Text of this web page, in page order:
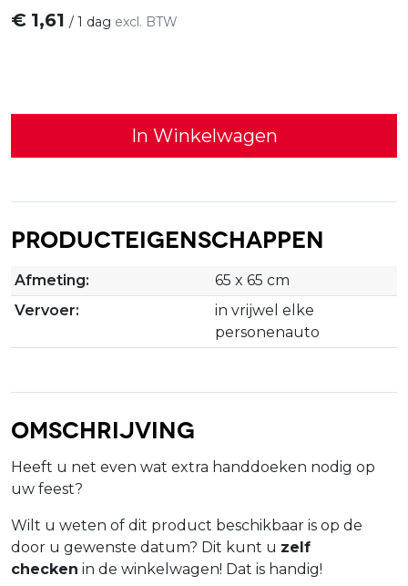
€ 1,61 / 1 dag excl. BTW
In Winkelwagen
Producteigenschappen
Afmeting:
65 x 65 cm
Vervoer:
in vrijwel elke
personenauto
Omschrijving
Heeft u net even wat extra handdoeken nodig op
uw feest?
Wilt u weten of dit product beschikbaar is op de
door u gewenste datum? Dit kunt u zelf
checken in de winkelwagen! Dat is handig!